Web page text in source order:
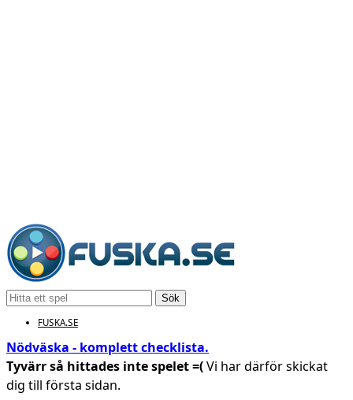
Sök
FUSKA.SE
Nödväska - komplett checklista.
Tyvärr så hittades inte spelet =(Vi har därför skickat
dig till första sidan.